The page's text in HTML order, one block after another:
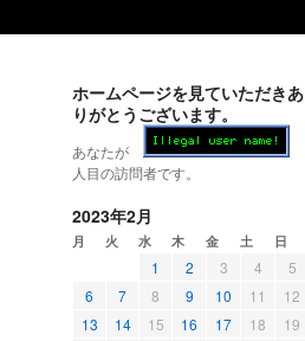
ホームページを見ていただきあ
りがとうございます。
あなたが
人目の訪問者です。
2023年2月
月 火 水 木 金 土 日
1 2 3 4
5
6
7 8 9 10 11
12
13
14 15 16 17 18
19